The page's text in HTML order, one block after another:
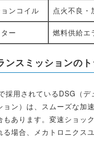
ンコイル 点火不良・
ー 燃料供給エ
ンスミッションの
採用されているDSG（デ
ョン）は、スムーズな加
もあります。変速ショッ
る場合、メカトロニクス